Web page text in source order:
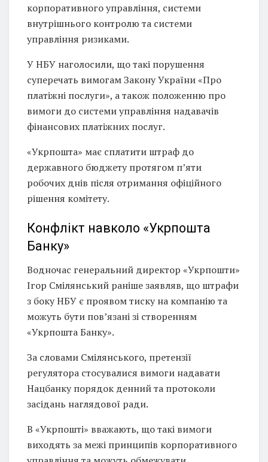
корпоративного управління, системи
внутрішнього контролю та системи
управління ризиками.
У НБУ наголосили, що такі порушення
суперечать вимогам Закону України «Про
платіжні послуги», а також положенню про
вимоги до системи управління надавачів
фінансових платіжних послуг.
«Укрпошта» має сплатити штраф до
державного бюджету протягом п’яти
робочих днів після отримання офіційного
рішення комітету.
Конфлікт навколо «Укрпошта
Банку»
Водночас генеральний директор «Укрпошти»
Ігор Смілянський раніше заявляв, що штрафи
з боку НБУ є проявом тиску на компанію та
можуть бути пов’язані зі створенням
«Укрпошта Банку».
За словами Смілянського, претензії
регулятора стосувалися вимоги надавати
Нацбанку порядок денний та протоколи
засідань наглядової ради.
В «Укрпошті» вважають, що такі вимоги
виходять за межі принципів корпоративного